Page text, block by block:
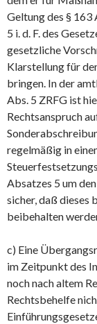
Geltung des § 163
5 i. d. F. des
gesetzliche
Klarstellung für
bringen. In der
Abs. 5 ZRFG ist
Rechtsanspruch
regelmäßig in
Absatzes 5 um
sicher, daß dieses
beibehalten
c) Eine
im Zeitpunkt des
noch nach altem
Rechtsbehelfe